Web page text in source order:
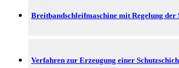
Breitbandschleifmaschine mit Regelung der
Verfahren zur Erzeugung einer